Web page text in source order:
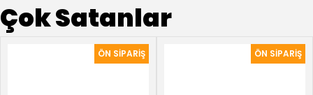
Çok Satanlar